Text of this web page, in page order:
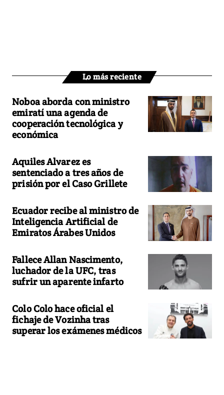
Lo más reciente
Noboa aborda con ministro
emiratí una agenda de
cooperación tecnológica y
económica
Aquiles Alvarez es
sentenciado a tres años de
prisión por el Caso Grillete
Ecuador recibe al ministro de
Inteligencia Artificial de
Emiratos Árabes Unidos
Fallece Allan Nascimento,
luchador de la UFC, tras
sufrir un aparente infarto
Colo Colo hace oficial el
fichaje de Vozinha tras
superar los exámenes médicos